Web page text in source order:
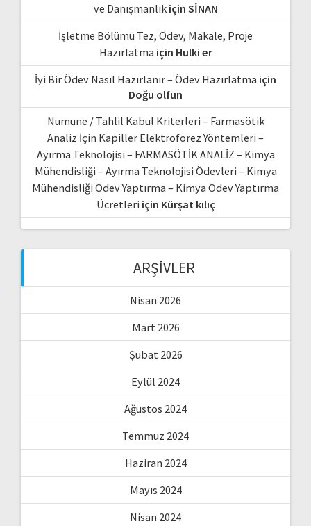
ve Danışmanlıkiçin SİNAN
İşletme Bölümü Tez, Ödev, Makale, Proje
Hazırlatma için Hulki er
İyi Bir Ödev Nasıl Hazırlanır – Ödev Hazırlatma için
Doğu olfun
Numune / Tahlil Kabul Kriterleri – Farmasötik
Analiz İçin Kapiller Elektroforez Yöntemleri –
Ayırma Teknolojisi – FARMASÖTİK ANALİZ – Kimya
Mühendisliği – Ayırma Teknolojisi Ödevleri – Kimya
Mühendisliği Ödev Yaptırma – Kimya Ödev Yaptırma
Ücretleri için Kürşat kılıç
ARŞIVLER
Nisan 2026
Mart 2026
Şubat 2026
Eylül 2024
Ağustos 2024
Temmuz 2024
Haziran 2024
Mayıs 2024
Nisan 2024